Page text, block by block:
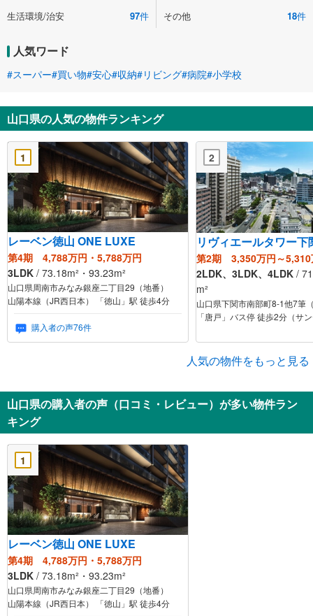
生活環境/治安
97件 その他 18件
人気ワード
#スーパー#買い物#安心#収納#リビング#病院#小学校
山口県の人気の物件ランキング
1
レーベン徳山 ONE LUXE
第4期 4,788万円・5,788万円
3LDK / 73.18m²・93.23m²
山口県周南市みなみ銀座二丁目29（地番）
山陽本線（JR西日本） 「徳山」駅 徒歩4分
購入者の声76件
2
リヴィエールタワー
第2期 3,350万円～5,310
2LDK、3LDK、4LDK
m²
山口県下関市南部町8-1他7筆
「唐戸」バス停 徒歩2分（サ
人気の物件をもっと見る
山口県の購入者の声（口コミ・レビュー）が多い物件ラン
キング
1
レーベン徳山 ONE LUXE
第4期 4,788万円・5,788万円
3LDK / 73.18m²・93.23m²
山口県周南市みなみ銀座二丁目29（地番）
山陽本線（JR西日本） 「徳山」駅 徒歩4分